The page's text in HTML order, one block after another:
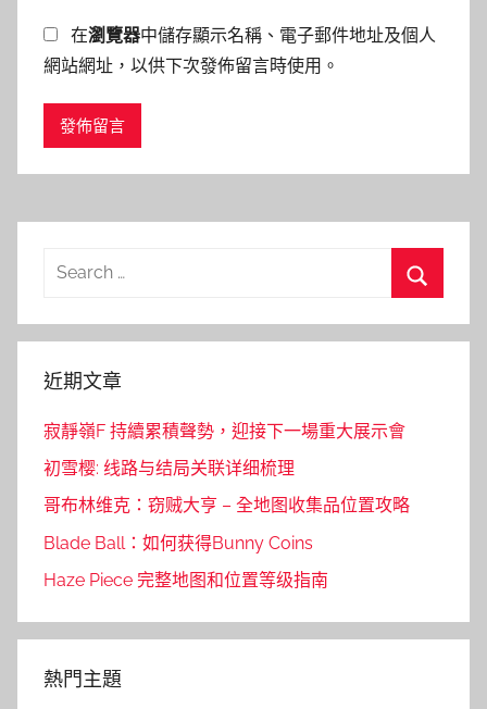
在瀏覽器中儲存顯示名稱、電子郵件地址及個人
網站網址，以供下次發佈留言時使用。
Search
近期文章
寂靜嶺F 持續累積聲勢，迎接下一場重大展示會
初雪樱: 线路与结局关联详细梳理
哥布林维克：窃贼大亨 – 全地图收集品位置攻略
Blade Ball：如何获得Bunny Coins
Haze Piece 完整地图和位置等级指南
熱門主題